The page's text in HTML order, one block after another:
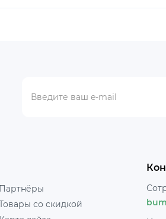
Партнёры
со скидкой